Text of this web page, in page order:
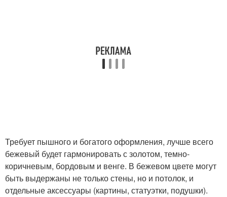
Требует пышного и богатого оформления, лучше всего
бежевый будет гармонировать с золотом, темно-
коричневым, бордовым и венге. В бежевом цвете могут
быть выдержаны не только стены, но и потолок, и
отдельные аксессуары (картины, статуэтки, подушки).